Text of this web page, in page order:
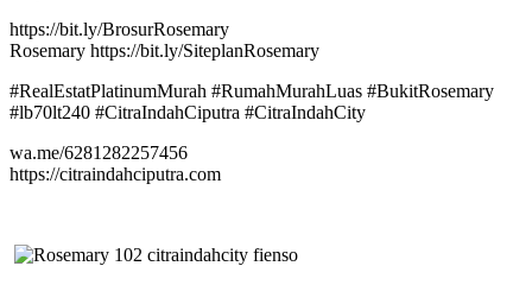
https://bit.ly/BrosurRosemary
Rosemary https://bit.ly/SiteplanRosemary
#RealEstatPlatinumMurah #RumahMurahLuas #BukitRosemary
#lb70lt240 #CitraIndahCiputra #CitraIndahCity
wa.me/6281282257456
https://citraindahciputra.com